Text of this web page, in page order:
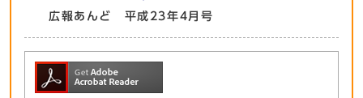
広報あんど 平成23年4月号